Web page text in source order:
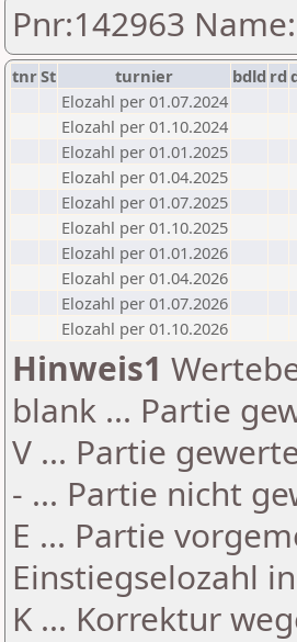
Pnr:142963
tnrSt turnier bdld rd
Elozahl per 01.07.2024
Elozahl per 01.10.2024
Elozahl per 01.01.2025
Elozahl per 01.04.2025
Elozahl per 01.07.2025
Elozahl per 01.10.2025
Elozahl per 01.01.2026
Elozahl per 01.04.2026
Elozahl per 01.07.2026
Elozahl per 01.10.2026
Hinweis1
blank ... Partie
V ... Partie
- ... Partie nicht
E ... Partie
Einstiegselozahl
K ... Korrektur